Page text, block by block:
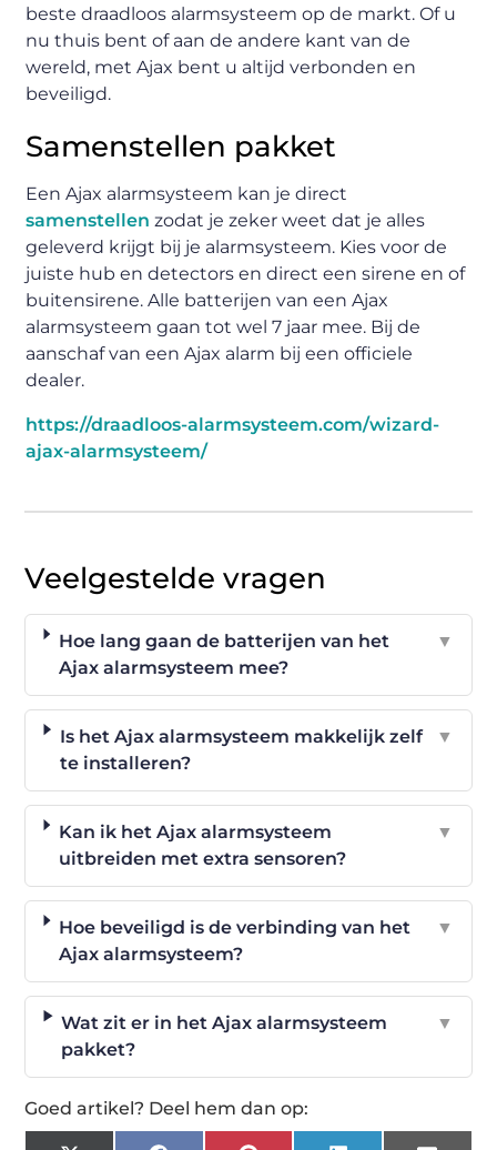
beste draadloos alarmsysteem op de markt. Of u
nu thuis bent of aan de andere kant van de
wereld, met Ajax bent u altijd verbonden en
beveiligd.
Samenstellen pakket
Een Ajax alarmsysteem kan je direct
samenstellenzodat je zeker weet dat je alles
geleverd krijgt bij je alarmsysteem. Kies voor de
juiste hub en detectors en direct een sirene en of
buitensirene. Alle batterijen van een Ajax
alarmsysteem gaan tot wel 7 jaar mee. Bij de
aanschaf van een Ajax alarm bij een officiele
dealer.
https://draadloos-alarmsysteem.com/wizard-
ajax-alarmsysteem/
Veelgestelde vragen
Hoe lang gaan de batterijen van het
Ajax alarmsysteem mee?
▼
Is het Ajax alarmsysteem makkelijk zelf
te installeren?
▼
Kan ik het Ajax alarmsysteem
uitbreiden met extra sensoren?
▼
Hoe beveiligd is de verbinding van het
Ajax alarmsysteem?
▼
Wat zit er in het Ajax alarmsysteem
pakket?
▼
Goed artikel? Deel hem dan op: